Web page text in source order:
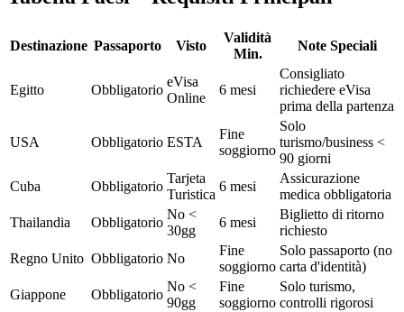
Destinazione Passaporto Visto
Validità
Min.
Note Speciali
Egitto Obbligatorio
eVisa
Online
6 mesi
Consigliato
richiedere eVisa
prima della partenza
USA Obbligatorio ESTA
Fine
soggiorno
Solo
turismo/business <
90 giorni
Cuba
Obbligatorio
Tarjeta
Turistica
6 mesi
Assicurazione
medica obbligatoria
Thailandia
Obbligatorio
No <
30gg
6 mesi
Biglietto di ritorno
richiesto
Regno Unito Obbligatorio No
Fine
soggiorno
Solo passaporto (no
carta d'identità)
Giappone
Obbligatorio
No <
90gg
Fine
soggiorno
Solo turismo,
controlli rigorosi